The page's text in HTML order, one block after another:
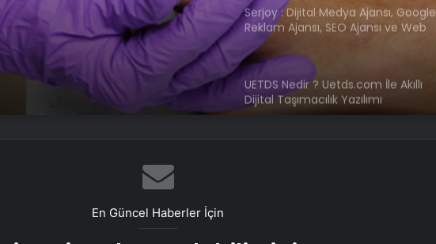
Serjoy : Dijital Medya Ajansı, Google
Reklam Ajansı, SEO Ajansı ve Web
Tasarım Ajansı
UETDS Nedir ? Uetds.com İle Akıllı
Dijital Taşımacılık Yazılımı
En Güncel Haberler İçin